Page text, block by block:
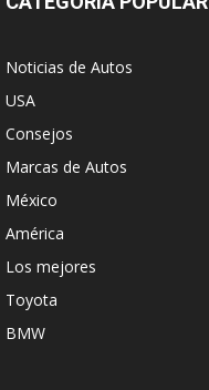
Noticias de Autos
USA
Consejos
Marcas de Autos
México
América
Los mejores
Toyota
BMW